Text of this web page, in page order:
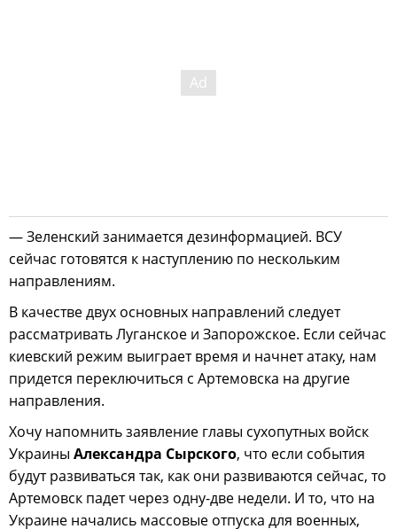
— Зеленский занимается дезинформацией. ВСУ
сейчас готовятся к наступлению по нескольким
направлениям.
В качестве двух основных направлений следует
рассматривать Луганское и Запорожское. Если сейчас
киевский режим выиграет время и начнет атаку, нам
придется переключиться с Артемовска на другие
направления.
Хочу напомнить заявление главы сухопутных войск
Украины Александра Сырского, что если события
будут развиваться так, как они развиваются сейчас, то
Артемовск падет через одну-две недели. И то, что на
Украине начались массовые отпуска для военных,